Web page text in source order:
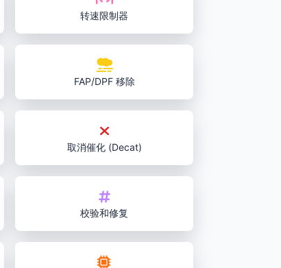
转速限制器
FAP/DPF 移除
取消催化 (Decat)
校验和修复